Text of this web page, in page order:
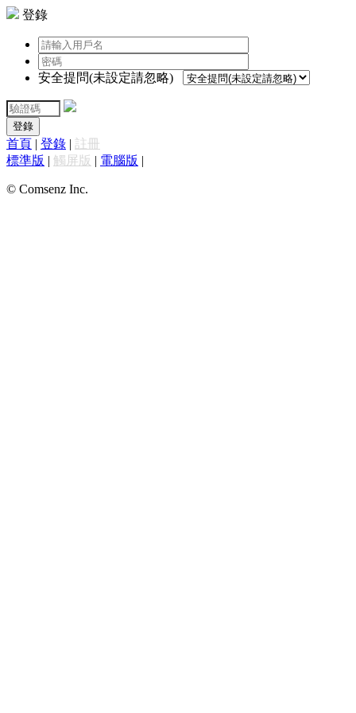
登錄
安全提問(未設定請忽略)
登錄
首頁 | 登錄 | 註冊
標準版 | 觸屏版 | 電腦版 |
© Comsenz Inc.